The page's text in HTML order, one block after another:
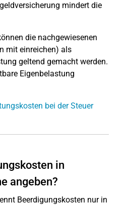
mindert die
die nachgewiesenen
mit einreichen) als
geltend gemacht werden.
Eigenbelastung
bei der Steuer
in
angeben?
Beerdigungskosten nur in